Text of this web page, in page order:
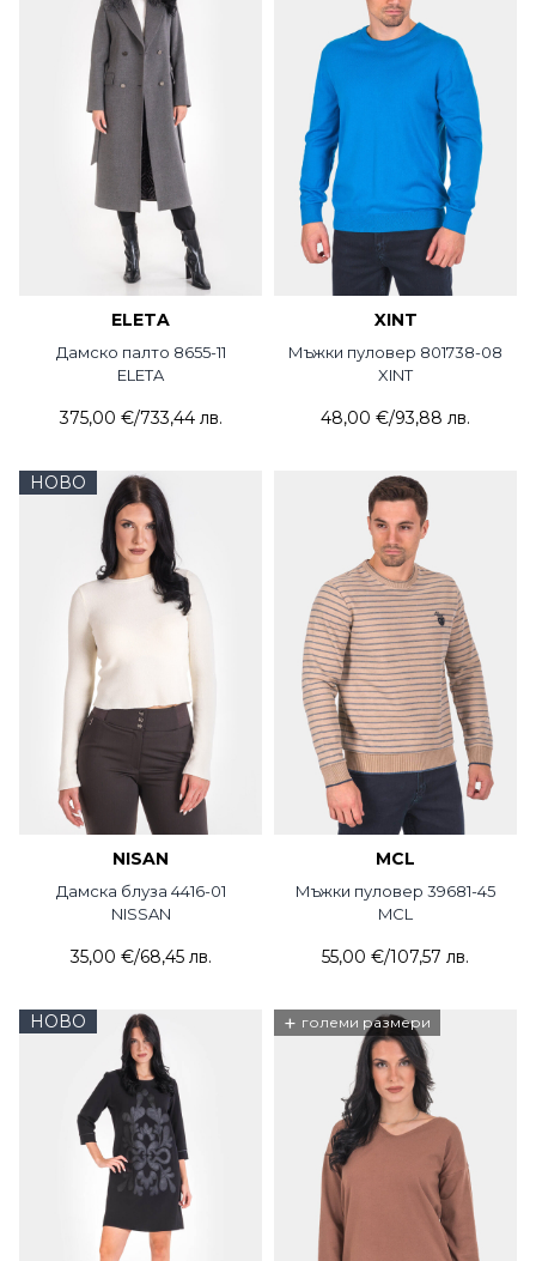
ELETA
Дамско палто 8655-11
ELETA
375,00 €/733,44 лв.
XINT
Мъжки пуловер 801738-08
XINT
48,00 €/93,88 лв.
НОВО
NISAN
Дамска блуза 4416-01
NISSAN
35,00 €/68,45 лв.
MCL
Мъжки пуловер 39681-45
MCL
55,00 €/107,57 лв.
НОВО + големи размери